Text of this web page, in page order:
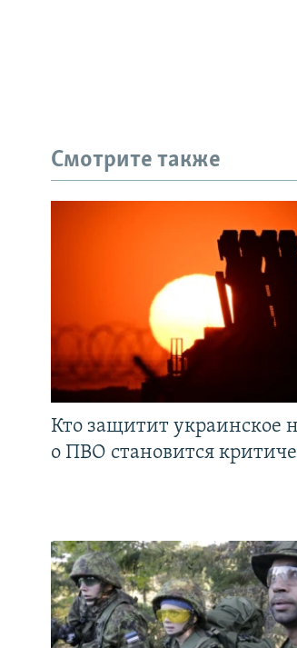
Смотрите также
Кто защитит украинское
о ПВО становится